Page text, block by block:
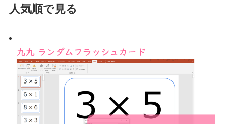
人気順で見る